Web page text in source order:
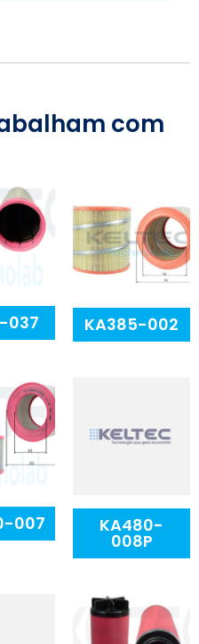
com
037 KA385-002
007 KA480-
008P